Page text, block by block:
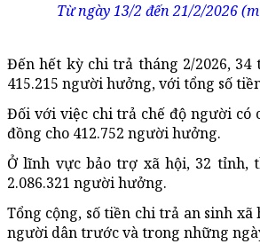
Từ ngày 13/2 đến 21/2/2026
Đến hết kỳ chi trả tháng 2/2026,
415.215 người hưởng, với tổng số
Đối với việc chi trả chế độ người có
đồng cho 412.752 người hưởng.
Ở lĩnh vực bảo trợ xã hội, 32 tỉnh,
2.086.321 người hưởng.
Tổng cộng, số tiền chi trả an sinh
người dân trước và trong những